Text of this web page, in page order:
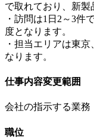
で取れており、新製
・訪問は1日2～3件
度となります。
・担当エリアは東
なります。
仕事内容変更範囲
会社の指示する業務
職位